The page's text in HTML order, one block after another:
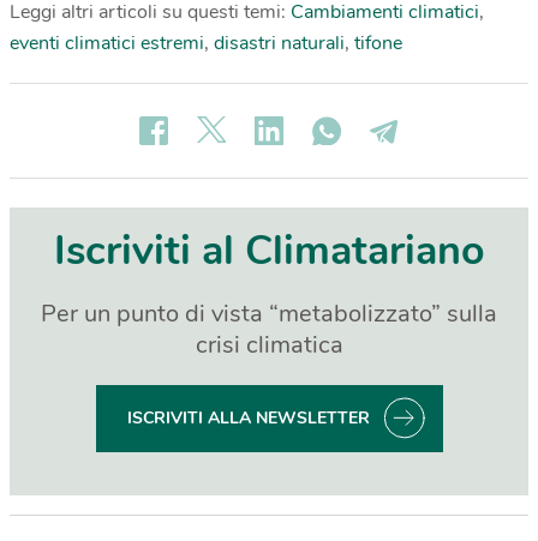
Leggi altri articoli su questi temi: Cambiamenti climatici,
eventi climatici estremi, disastri naturali, tifone
Iscriviti al Climatariano
Per un punto di vista “metabolizzato” sulla
crisi climatica
ISCRIVITI ALLA NEWSLETTER